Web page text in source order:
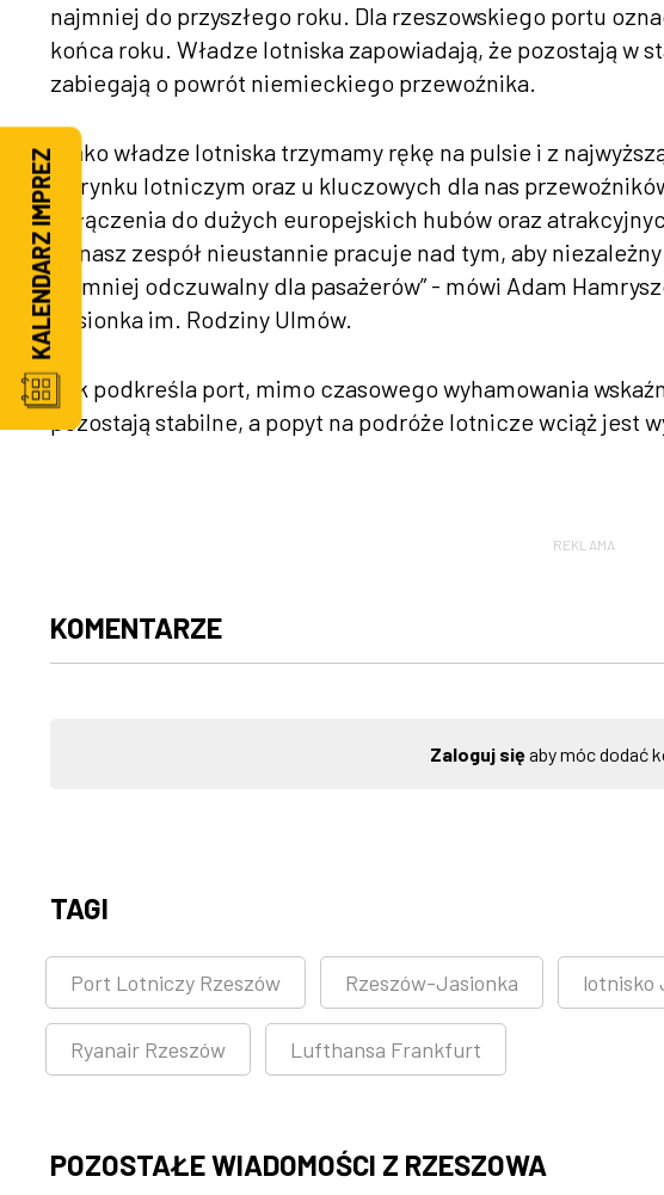
najmniej do przyszłego roku. Dla rzeszowskiego portu
końca roku. Władze lotniska zapowiadają, że pozostają w
zabiegają o powrót niemieckiego przewoźnika.
„Jako władze lotniska trzymamy rękę na pulsie i z
na rynku lotniczym oraz u kluczowych dla nas
połączenia do dużych europejskich hubów oraz
że nasz zespół nieustannie pracuje nad tym, aby
najmniej odczuwalny dla pasażerów” - mówi Adam
Jasionka im. Rodziny Ulmów.
Jak podkreśla port, mimo czasowego wyhamowania
pozostają stabilne, a popyt na podróże lotnicze wciąż jest
REKLAMA
KOMENTARZE
Zaloguj sięaby móc dodać
TAGI
Port Lotniczy Rzeszów Rzeszów-Jasionka lotnisko
Ryanair Rzeszów Lufthansa Frankfurt
POZOSTAŁE WIADOMOŚCI Z RZESZOWA
KALENDARZ IMPREZ